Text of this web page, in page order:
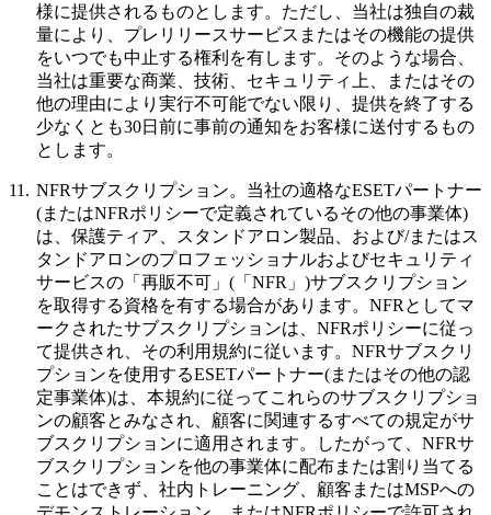
様に提供されるものとします。ただし、当社は独自の裁
量により、プレリリースサービスまたはその機能の提供
をいつでも中止する権利を有します。そのような場合、
当社は重要な商業、技術、セキュリティ上、またはその
他の理由により実行不可能でない限り、提供を終了する
少なくとも30日前に事前の通知をお客様に送付するもの
とします。
11. NFRサブスクリプション。 当社の適格なESETパートナー
(またはNFRポリシーで定義されているその他の事業体)
は、保護ティア、スタンドアロン製品、および/またはス
タンドアロンのプロフェッショナルおよびセキュリティ
サービスの「再販不可」(「 NFR 」)サブスクリプション
を取得する資格を有する場合があります。NFRとしてマ
ークされたサブスクリプションは、NFRポリシーに従っ
て提供され、その利用規約に従います。NFRサブスクリ
プションを使用するESETパートナー(またはその他の認
定事業体)は、本規約に従ってこれらのサブスクリプショ
ンの顧客とみなされ、顧客に関連するすべての規定がサ
ブスクリプションに適用されます。したがって、NFRサ
ブスクリプションを他の事業体に配布または割り当てる
ことはできず、社内トレーニング、顧客またはMSPへの